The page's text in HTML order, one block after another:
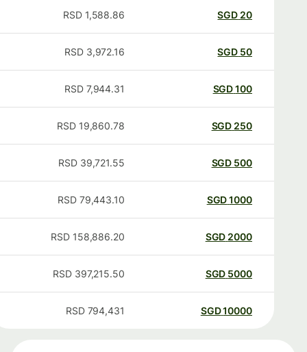
20
SGD
1,588.86
RSD
50
SGD
3,972.16
RSD
100
SGD
7,944.31
RSD
250
SGD
19,860.78
RSD
500
SGD
39,721.55
RSD
1000
SGD
79,443.10
RSD
2000
SGD
158,886.20
RSD
5000
SGD
397,215.50
RSD
10000
SGD
794,431
RSD